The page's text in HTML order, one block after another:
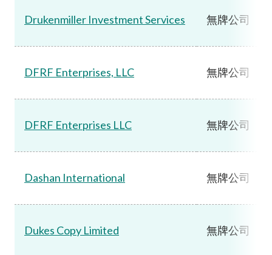
Drukenmiller Investment Services 無牌公司
DFRF Enterprises, LLC 無牌公司
DFRF Enterprises LLC 無牌公司
Dashan International 無牌公司
Dukes Copy Limited 無牌公司